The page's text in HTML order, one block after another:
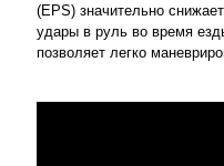
(EPS) значительно
удары в руль во время
позволяет легко